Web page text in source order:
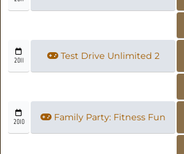
2011 Test Drive Unlimited 2
2010 Family Party: Fitness Fun